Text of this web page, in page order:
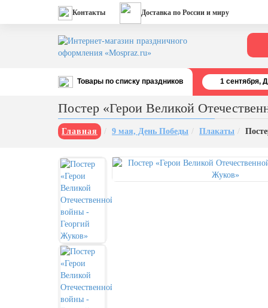
Контакты Доставка по России и миру
Товары по списку праздников
День строителя (второе воскресенье
августа)
22 августа, День Государственного
флага РФ
День шахтера (последнее
воскресенье августа)
1 сентября, День знаний
3 сентября, День солидарности в
борьбе с терроризмом
День города Москвы (первая суббота
сентября)
1 cентября,
Постер «Герои Великой
Главная 9 мая, День Победы Плакаты